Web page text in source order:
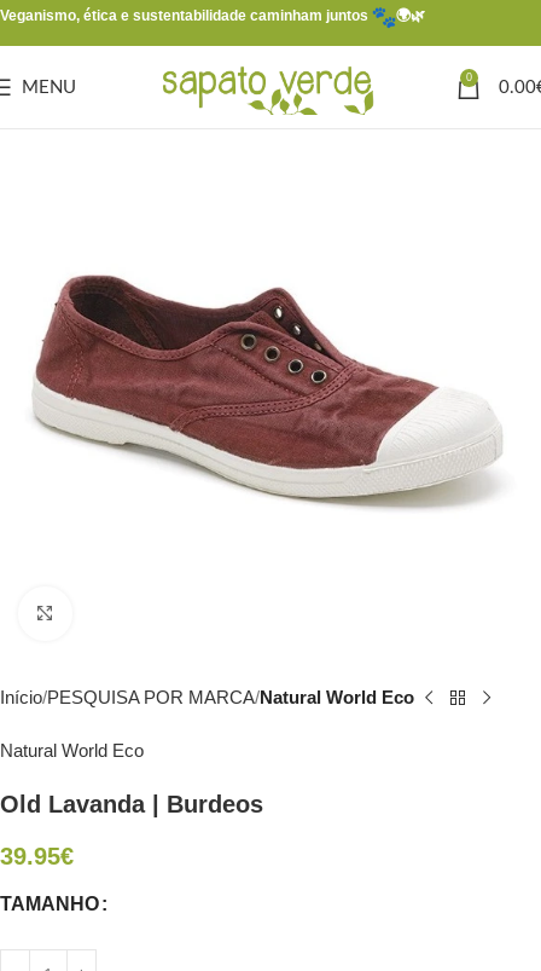
Veganismo, ética e sustentabilidade caminham juntos 🌍🌿
MENU
0
0.00
Início PESQUISA POR MARCA Natural World Eco
Natural World Eco
Old Lavanda | Burdeos
39.95€
TAMANHO